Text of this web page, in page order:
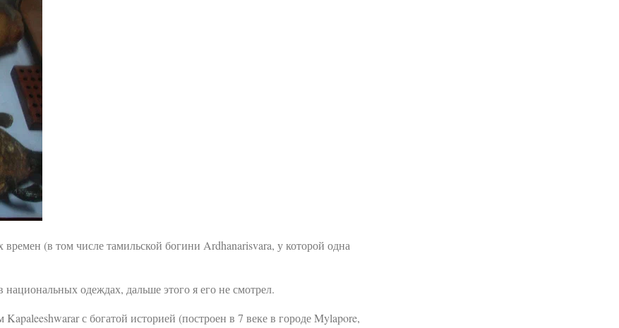
(в том числе тамильской богини Ardhanarisvara, у которой одна
одеждах, дальше этого я его не смотрел.
с богатой историей (построен в 7 веке в городе Mylapore,